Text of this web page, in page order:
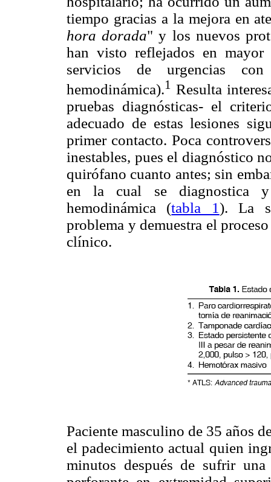
tiempo gracias a la mejora en
hora dorada" y los nuevos
han visto reflejados en
servicios de urgencias
hemodinámica).1 Resulta
pruebas diagnósticas- el
adecuado de estas lesiones
primer contacto. Poca
inestables, pues el diagnóstico
quirófano cuanto antes; sin
en la cual se diagnostica y
hemodinámica (tabla 1). La
problema y demuestra el
clínico.
Paciente masculino de 35 años
el padecimiento actual quien
minutos después de sufrir